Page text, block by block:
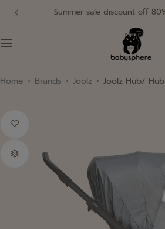
Summer sale discount off
Home Brands Joolz Joolz Hub/
เครื่องนอน Bedding
เครื่องใช้ไฟฟ้า Electrical
สุขอนามัย Hygiene